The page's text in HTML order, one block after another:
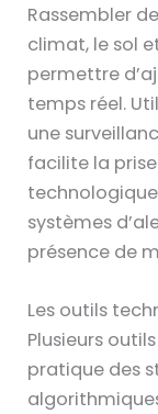
Rassembler
climat, le sol
permettre
temps réel.
une
facilite la
systèmes
présence de
Les outils
Plusieurs
pratique des